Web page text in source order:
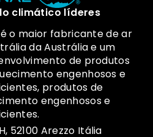
climático líderes
o maior fabricante de ar
da Austrália e um
de produtos
engenhosos e
produtos de
engenhosos e
52100 Arezzo Itália